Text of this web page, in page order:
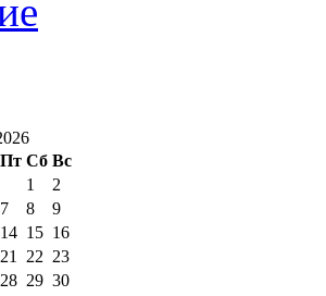
Пт Сб Вс
1
2
7 8
9
14 15 16
21 22 23
28 29 30